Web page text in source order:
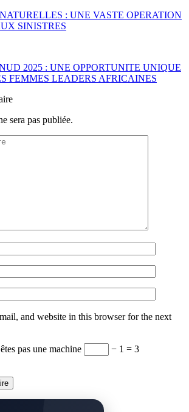
: UNE VASTE OPERATION
SINISTRES
2025 : UNE OPPORTUNITE UNIQUE
FEMMES LEADERS AFRICAINES
sera pas publiée.
and website in this browser for the next
pas une machine − 1 = 3